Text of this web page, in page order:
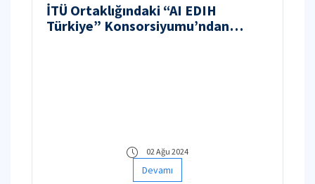
İTÜ Ortaklığındaki “AI EDIH
Türkiye” Konsorsiyumu’ndan
02 Ağu 2024
Devamı